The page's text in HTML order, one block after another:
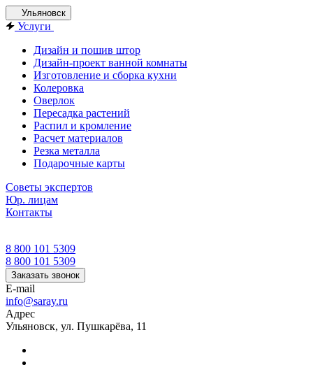
Ульяновск
Услуги
Дизайн и пошив штор
Дизайн-проект ванной комнаты
Изготовление и сборка кухни
Колеровка
Оверлок
Пересадка растений
Распил и кромление
Расчет материалов
Резка металла
Подарочные карты
Советы экспертов
Юр. лицам
Контакты
8 800 101 5309
8 800 101 5309
Заказать звонок
E-mail
info@saray.ru
Адрес
Ульяновск, ул. Пушкарёва, 11